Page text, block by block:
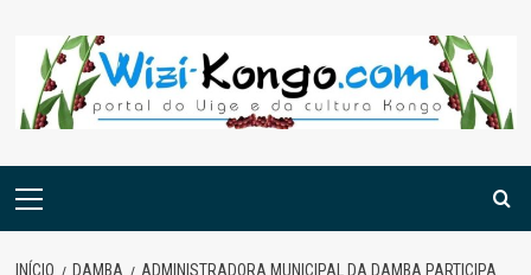
content
Menu
INÍCIO DAMBA
ADMINISTRADORA MUNICIPAL DA DAMBA PARTICIPA